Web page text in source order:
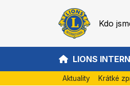
Kdo
LIONS
Aktuality Krátké